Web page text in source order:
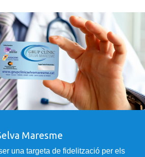
Maresme
una targeta de fidelització per els